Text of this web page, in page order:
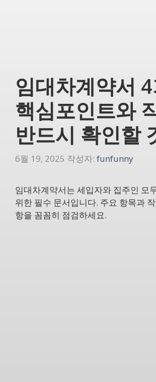
임대차계약서
핵심포인트와
반드시 확인할
6월 19, 2025 작성자: funfunny
임대차계약서는 세입자와 집주인 모
위한 필수 문서입니다. 주요 항목과
항을 꼼꼼히 점검하세요.